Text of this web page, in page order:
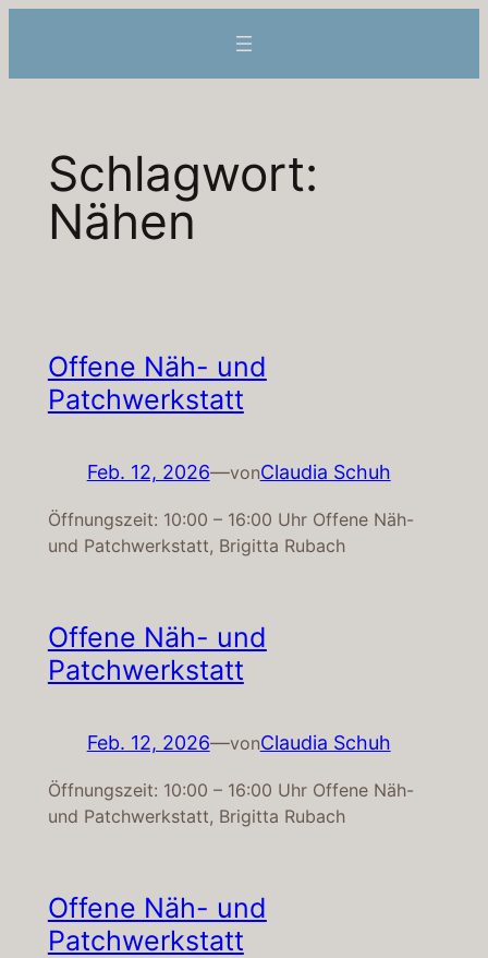
springen
Schlagwort:
Nähen
Offene Näh- und
Patchwerkstatt
Feb. 12, 2026—vonClaudia Schuh
Öffnungszeit: 10:00 – 16:00 Uhr Offene Näh-
und Patchwerkstatt, Brigitta Rubach
Offene Näh- und
Patchwerkstatt
Feb. 12, 2026—vonClaudia Schuh
Öffnungszeit: 10:00 – 16:00 Uhr Offene Näh-
und Patchwerkstatt, Brigitta Rubach
Offene Näh- und
Patchwerkstatt